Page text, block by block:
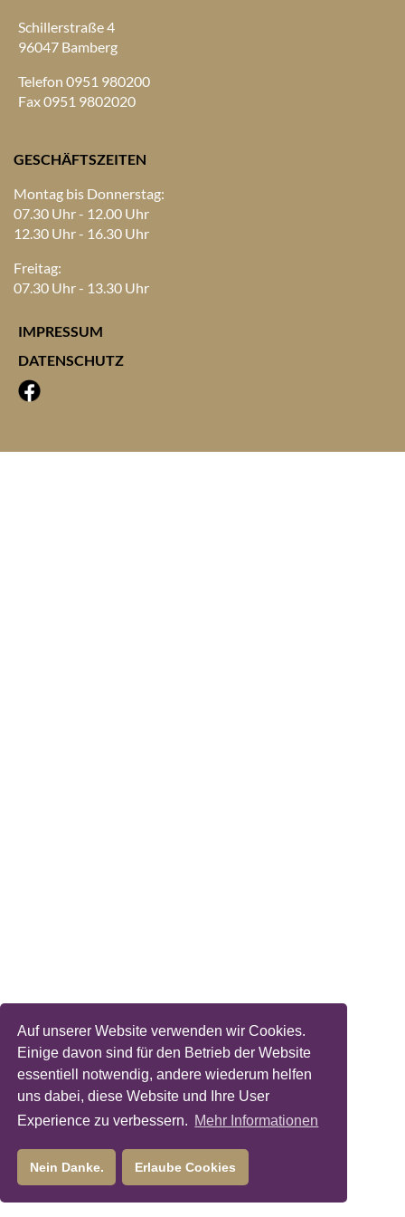
Auf unserer Website verwenden wir Cookies.
Einige davon sind für den Betrieb der Website
essentiell notwendig, andere wiederum helfen
uns dabei, diese Website und Ihre User
Experience zu verbessern. Mehr Informationen
Nein Danke. Erlaube Cookies
Schillerstraße 4
96047 Bamberg
Telefon 0951 980200
Fax 0951 9802020
GESCHÄFTSZEITEN
Montag bis Donnerstag:
07.30 Uhr - 12.00 Uhr
12.30 Uhr - 16.30 Uhr
Freitag:
07.30 Uhr - 13.30 Uhr
IMPRESSUM
DATENSCHUTZ